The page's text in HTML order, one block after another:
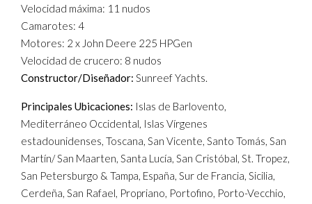
Velocidad máxima: 11 nudos
Camarotes: 4
Motores: 2 x John Deere 225 HPGen
Velocidad de crucero: 8 nudos
Constructor/Diseñador: Sunreef Yachts.
Principales Ubicaciones: Islas de Barlovento,
Mediterráneo Occidental, Islas Vírgenes
estadounidenses, Toscana, San Vicente, Santo Tomás, San
Martín/ San Maarten, Santa Lucía, San Cristóbal, St. Tropez,
San Petersburgo & Tampa, España, Sur de Francia, Sicilia,
Cerdeña, San Rafael, Propriano, Portofino, Porto-Vecchio,